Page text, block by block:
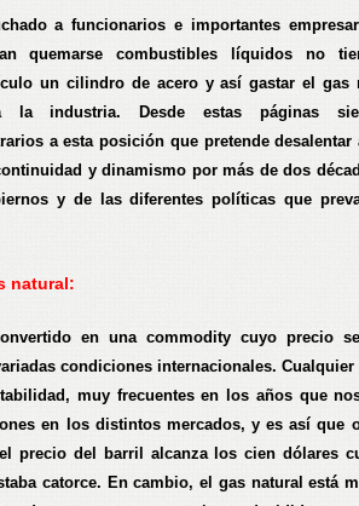
a funcionarios e importantes
quemarse combustibles líquidos no
un cilindro de acero y así gastar el gas
la industria. Desde estas páginas
a esta posición que pretende desalentar
y dinamismo por más de dos
y de las diferentes políticas que
natural:
en una commodity cuyo precio
condiciones internacionales. Cualquier
muy frecuentes en los años que
en los distintos mercados, y es así que
precio del barril alcanza los cien dólares
catorce. En cambio, el gas natural está